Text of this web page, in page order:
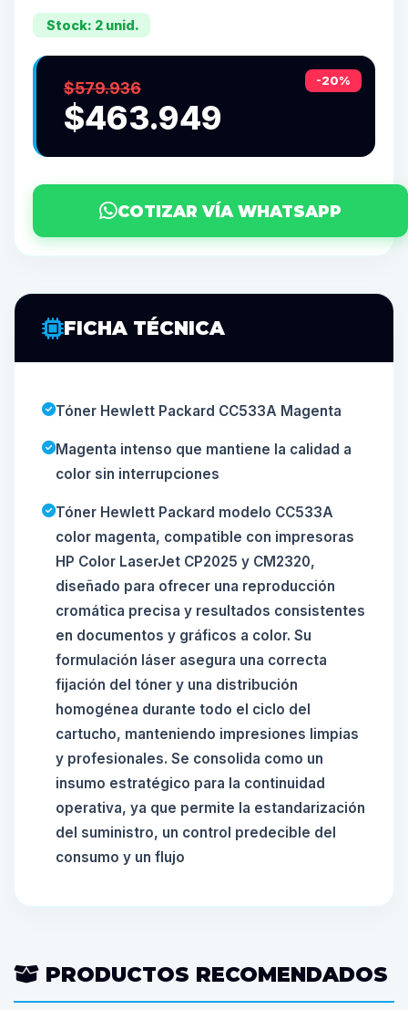
Stock: 2 unid.
-20%
$579.936
$463.949
COTIZAR VÍA WHATSAPP
FICHA TÉCNICA
Tóner Hewlett Packard CC533A Magenta
Magenta intenso que mantiene la calidad a
color sin interrupciones
Tóner Hewlett Packard modelo CC533A
color magenta, compatible con impresoras
HP Color LaserJet CP2025 y CM2320,
diseñado para ofrecer una reproducción
cromática precisa y resultados consistentes
en documentos y gráficos a color. Su
formulación láser asegura una correcta
fijación del tóner y una distribución
homogénea durante todo el ciclo del
cartucho, manteniendo impresiones limpias
y profesionales. Se consolida como un
insumo estratégico para la continuidad
operativa, ya que permite la estandarización
del suministro, un control predecible del
consumo y un flujo
PRODUCTOS RECOMENDADOS